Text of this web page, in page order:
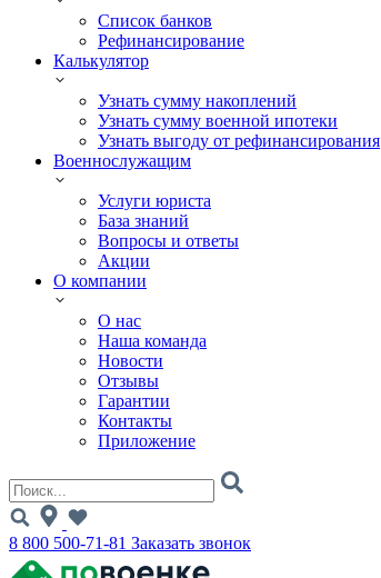
Список банков
Рефинансирование
Калькулятор
Узнать сумму накоплений
Узнать сумму военной ипотеки
Узнать выгоду от рефинансирования
Военнослужащим
Услуги юриста
База знаний
Вопросы и ответы
Акции
О компании
О нас
Наша команда
Новости
Отзывы
Гарантии
Контакты
Приложение
8 800 500-71-81 Заказать звонок